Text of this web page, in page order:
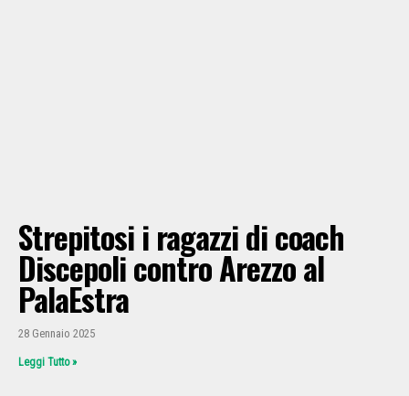
Strepitosi i ragazzi di coach
Discepoli contro Arezzo al
PalaEstra
28 Gennaio 2025
Leggi Tutto »